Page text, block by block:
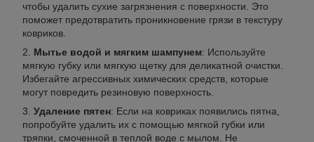
чтобы удалить сухие загрязнения с поверхности. Это
поможет предотвратить проникновение грязи в текстуру
ковриков.
Мытье водой и мягким шампунем: Используйте
мягкую губку или мягкую щетку для деликатной очистки.
Избегайте агрессивных химических средств, которые
могут повредить резиновую поверхность.
Удаление пятен: Если на ковриках появились пятна,
попробуйте удалить их с помощью мягкой губки или
тряпки, смоченной в теплой воде с мылом. Не